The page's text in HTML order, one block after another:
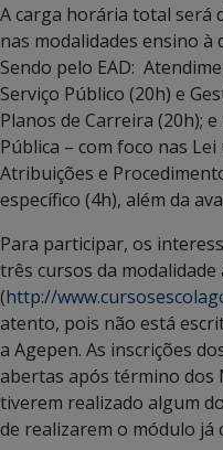
A carga horária total será
nas modalidades ensino à
Sendo pelo EAD:
Serviço Público (20h) e
Planos de Carreira (20h);
Pública – com foco nas Lei
Atribuições e
específico (4h), além da
Para participar, os
três cursos da modalidade
(http://
atento, pois não está
a Agepen. As inscrições
abertas após término dos
tiverem realizado algum
de realizarem o módulo já